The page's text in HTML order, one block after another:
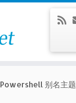
Powershell 别名主题